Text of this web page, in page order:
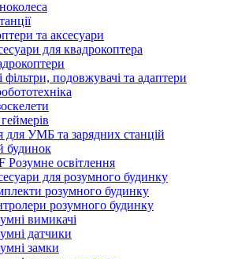
та аксесуари
для квадрокоптера
подовжувачі та адаптери
для УМБ та зарядних станцій
будинок
Розумне освітлення
для розумного будинку
розумного будинку
розумного будинку
вимикачі
датчики
замки